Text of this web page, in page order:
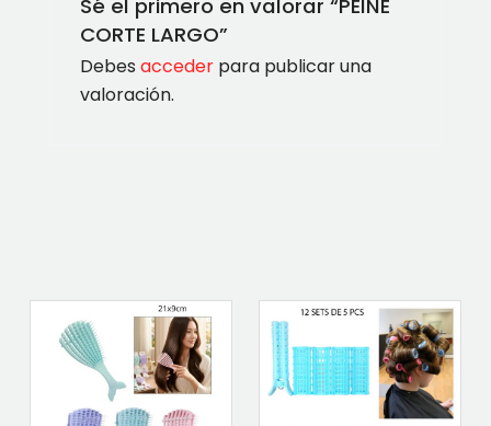
Sé el primero en valorar “PEINE
CORTE LARGO”
Debes accederpara publicar una
valoración.